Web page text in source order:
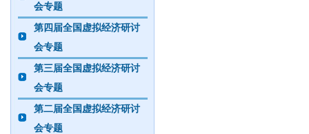
会专题
第四届全国虚拟经济研讨
会专题
第三届全国虚拟经济研讨
会专题
第二届全国虚拟经济研讨
会专题